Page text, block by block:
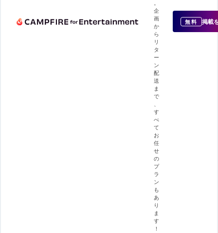
。
企
画
か
ら
リ
タ
ー
ン
配
送
ま
で
、
す
べ
て
お
任
せ
の
プ
ラ
ン
も
あ
り
ま
す
！
無料 掲載